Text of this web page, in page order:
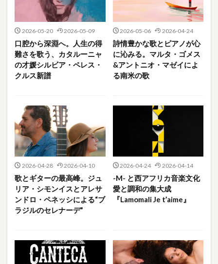
2026-05-20 2026-05-09
口腔から深淵へ。人生の得
難さを歌う、カタルーニャ
の才媛シルビア・ペレス・
クルス新譜
2026-05-06 2026-04-24
詩情豊かな歌とピアノが心
に沁みる。マルタ・ゴメス
&アントニオ・マゼイによ
る南米の歌
2026-04-28 2026-04-10
歌とギターの最高峰。ジュ
リア・シモンイスとアレサ
ンドロ・ペネッシによる“ブ
ラジルのセレナーデ”
2026-04-24 2026-04-14
-M- と西アフリカ音楽文化
愛と調和の集大成
『Lamomali Je t’aime』